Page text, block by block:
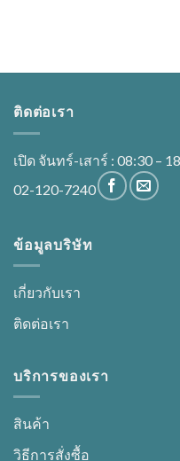
ติดต่อเรา
เปิด จันทร์-เสาร์ : 08:30 –
02-120-7240
ข้อมูลบริษัท
เกี่ยวกับเรา
ติดต่อเรา
บริการของเรา
สินค้า
วิธีการสั่งซื้อ